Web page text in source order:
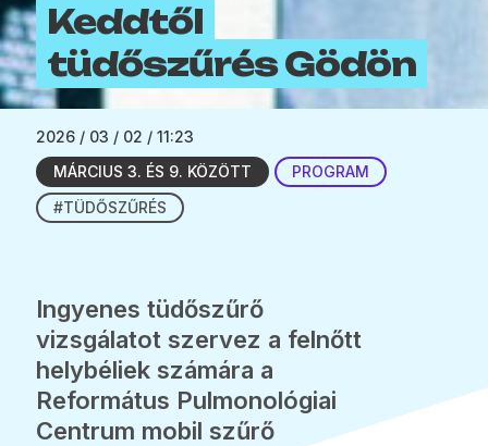
Keddtől
tüdőszűrés Gödön
2026 / 03 / 02 / 11:23
MÁRCIUS 3. ÉS 9. KÖZÖTT
PROGRAM
#TÜDŐSZŰRÉS
Ingyenes tüdőszűrő
vizsgálatot szervez a felnőtt
helybéliek számára a
Református Pulmonológiai
Centrum mobil szűrő